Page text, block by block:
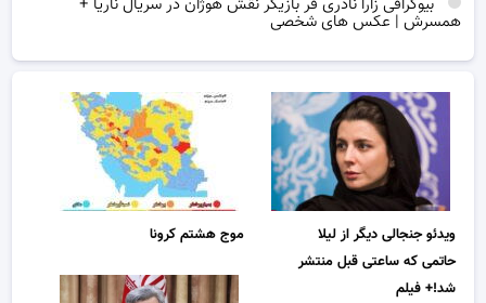
همسرش | عکس های شخصی
ویدئو جنجالی دیگر از لیلا
حاتمی که ساعتی قبل منتشر
شد!+ فیلم
موج هشتم کرونا